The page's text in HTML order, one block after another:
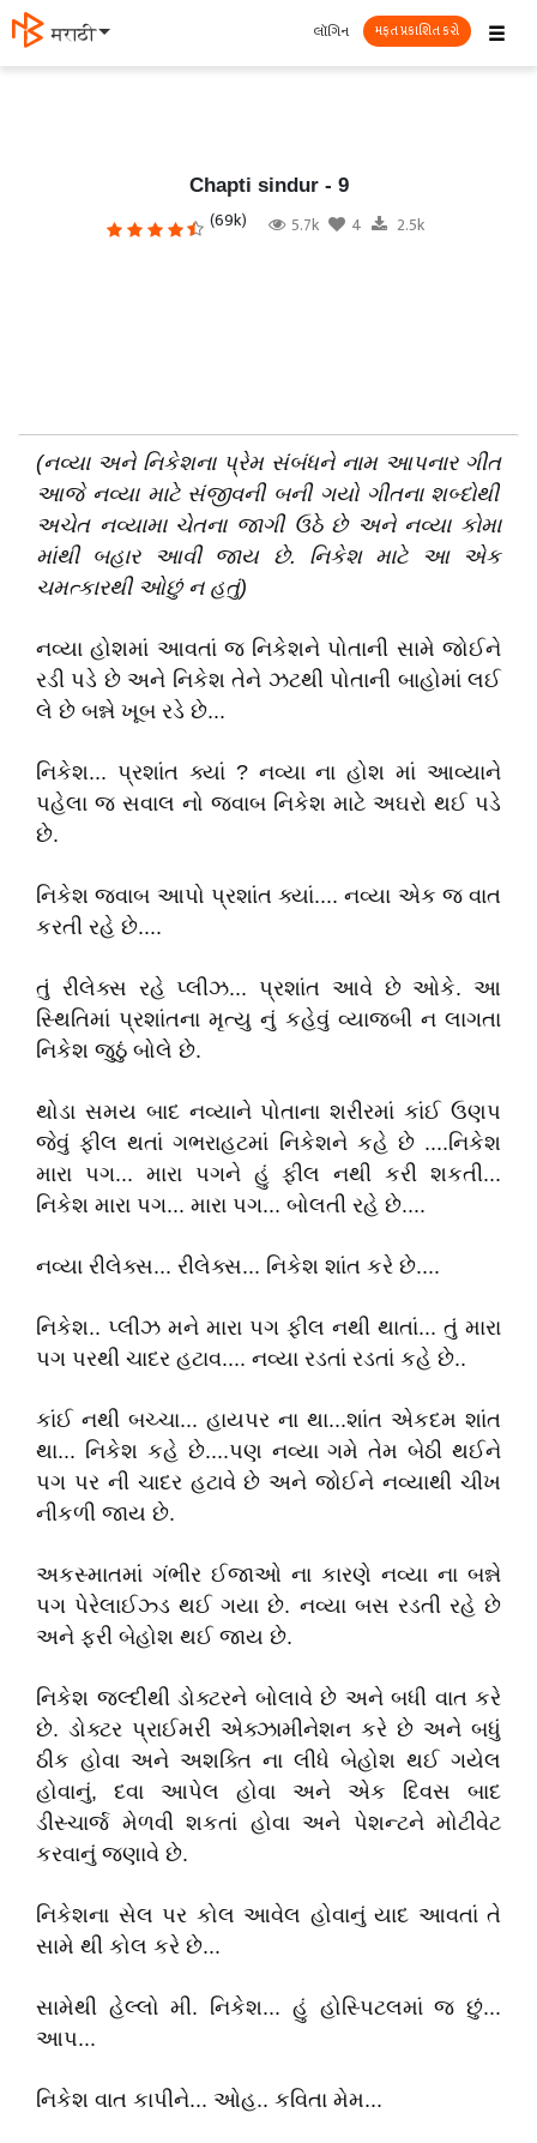
मराठी ☰
લૉગિન મફત પ્રકાશિત કરો
Chapti sindur - 9
(69k) 5.7k 4 2.5k
(નવ્યા અને નિકેશના પ્રેમસંબંધને નામ આપનાર ગીત
આજે નવ્યા માટે સંજીવની બની ગયો ગીતના શબ્દોથી
અચેતનવ્યામા ચેતના જાગી ઉઠે છે અને નવ્યા કોમા
માંથી બહારઆવી જાયછે. નિકેશમાટે આ
એક
ચમત્કારથી ઓછું ન હતું)
નવ્યા હોશમાં આવતાં જ નિકેશને પોતાની સામે જોઈને
રડી પડે છે અને નિકેશ તેને ઝટથી પોતાની બાહોમાં લઈ
લે છે બન્ને ખૂબ રડે છે...
નિકેશ... પ્રશાંત ક્યાં ? નવ્યા ના હોશ માં આવ્યાને
પહેલા જ સવાલ નો જવાબ નિકેશ માટે અઘરો થઈ પડે
છે.
નિકેશ જવાબ આપો પ્રશાંત ક્યાં.... નવ્યા એક જ વાત
કરતી રહે છે....
તું રીલેક્સ રહે પ્લીઝ... પ્રશાંત આવે છે ઓકે. આ
સ્થિતિમાં પ્રશાંતના મૃત્યુ નું કહેવું વ્યાજબી ન લાગતા
નિકેશ જુઠું બોલે છે.
થોડા સમય બાદ નવ્યાને પોતાના શરીરમાં કાંઈ ઉણપ
જેવું ફીલ થતાં ગભરાહટમાં નિકેશને કહે છે ....નિકેશ
મારા પગ... મારા પગને હું ફીલ નથી કરી શકતી...
નિકેશ મારા પગ... મારા પગ... બોલતી રહે છે....
નવ્યા રીલેક્સ... રીલેક્સ... નિકેશ શાંત કરે છે....
નિકેશ.. પ્લીઝ મને મારા પગ ફીલ નથી થાતાં... તું મારા
પગ પરથી ચાદર હટાવ.... નવ્યા રડતાં રડતાં કહે છે..
કાંઈ નથી બચ્ચા... હાયપર ના થા...શાંત એકદમ શાંત
થા... નિકેશ કહે છે....પણ નવ્યા ગમે તેમ બેઠી થઈને
પગ પર ની ચાદર હટાવે છે અને જોઈને નવ્યાથી ચીખ
નીકળી જાય છે.
અકસ્માતમાં ગંભીર ઈજાઓ ના કારણે નવ્યા ના બન્ને
પગ પેરેલાઈઝ્ડ થઈ ગયા છે. નવ્યા બસ રડતી રહે છે
અને ફરી બેહોશ થઈ જાય છે.
નિકેશ જલ્દીથી ડોક્ટરને બોલાવે છે અને બધી વાત કરે
છે. ડોક્ટર પ્રાઈમરી એક્ઝામીનેશન કરે છે અને બધું
ઠીક હોવા અને અશક્તિ ના લીધે બેહોશ થઈ ગયેલ
હોવાનું, દવા આપેલ હોવા અને એક દિવસ બાદ
ડીસ્ચાર્જ મેળવી શકતાં હોવા અને પેશન્ટને મોટીવેટ
કરવાનું જણાવે છે.
નિકેશના સેલ પર કોલ આવેલ હોવાનું યાદ આવતાં તે
સામે થી કોલ કરે છે...
સામેથી હેલ્લો મી. નિકેશ... હું હોસ્પિટલમાં જ છું...
આપ...
નિકેશ વાત કાપીને... ઓહ.. કવિતા મેમ...